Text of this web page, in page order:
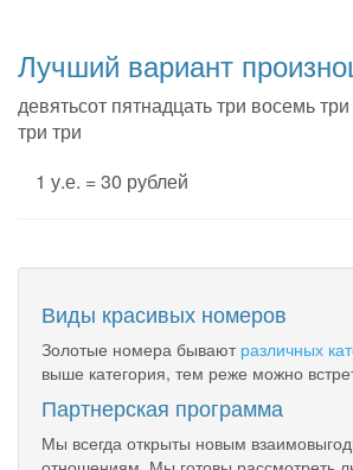
Лучший вариант
девятьсот пятнадцать три восемь
три три
1 у.е. = 30 рублей
Виды красивых номеров
Золотые номера бывают различных
выше категория, тем реже можно
Партнерская программа
Мы всегда открыты новым